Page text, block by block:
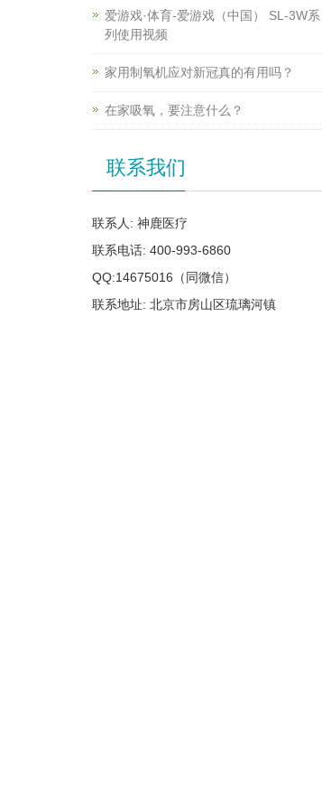
爱游戏·体育-爱游戏（中国） SL-3W系
列使用视频
家用制氧机应对新冠真的有用吗？
在家吸氧，要注意什么？
联系我们
联系人: 神鹿医疗
联系电话: 400-993-6860
QQ:14675016（同微信）
联系地址: 北京市房山区琉璃河镇